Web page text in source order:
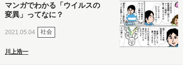
マンガでわかる「ウイルスの
変異」ってなに？
2021.05.04 社会
川上浩一